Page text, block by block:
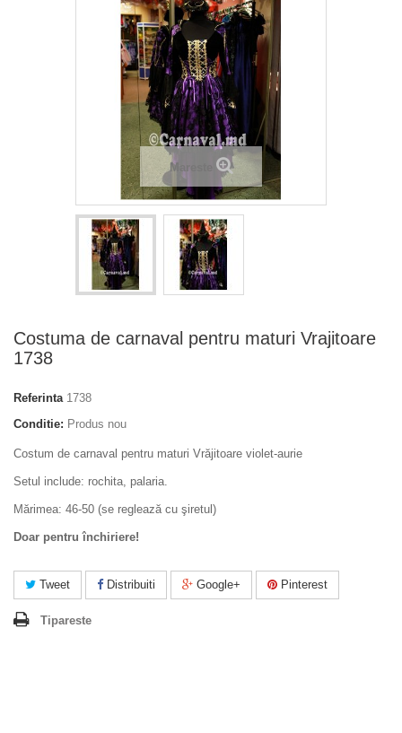
Mareste
Costuma de carnaval pentru maturi Vrajitoare
1738
Referinta 1738
Conditie: Produs nou
Costum de carnaval pentru maturi Vrăjitoare violet-aurie
Setul include: rochita, palaria.
Mărimea: 46-50 (se reglează cu şiretul)
Doar pentru închiriere!
Tweet Distribuiti Google+ Pinterest
Tipareste